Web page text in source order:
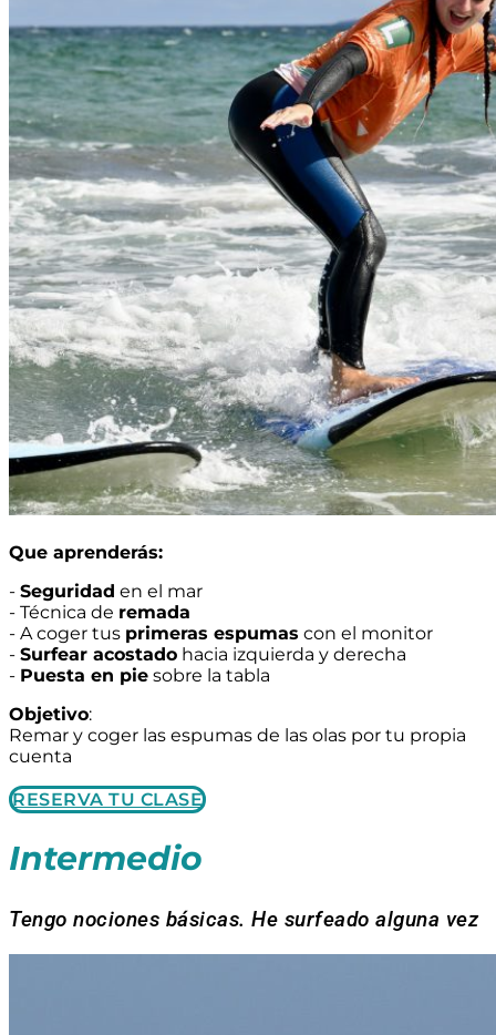
Que aprenderás:
- Seguridad en el mar
- Técnica de remada
- A coger tus primeras espumas con el monitor
- Surfear acostado hacia izquierda y derecha
- Puesta en pie sobre la tabla
Objetivo:
Remar y coger las espumas de las olas por tu propia
cuenta
RESERVA TU CLASE
Intermedio
Tengo nociones básicas. He surfeado alguna vez